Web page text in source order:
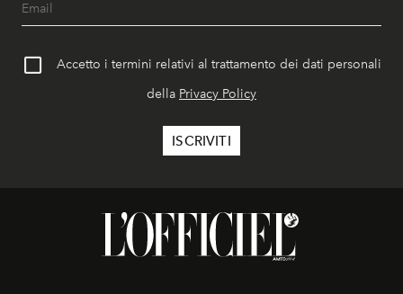
Accetto i termini relativi al trattamento dei dati personali
della Privacy Policy